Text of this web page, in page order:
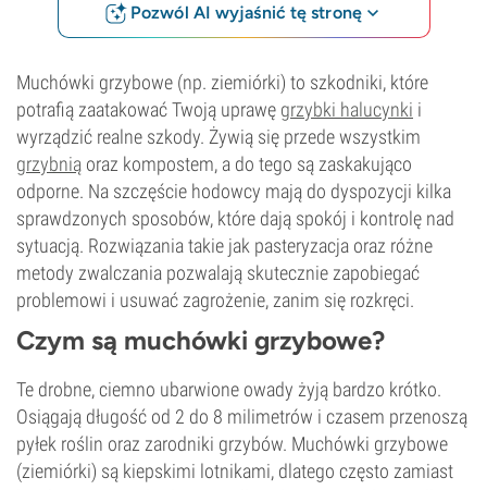
Pozwól AI wyjaśnić tę stronę
Muchówki grzybowe (np. ziemiórki) to szkodniki, które
potrafią zaatakować Twoją uprawę grzybki halucynki i
wyrządzić realne szkody. Żywią się przede wszystkim
grzybnią oraz kompostem, a do tego są zaskakująco
odporne. Na szczęście hodowcy mają do dyspozycji kilka
sprawdzonych sposobów, które dają spokój i kontrolę nad
sytuacją. Rozwiązania takie jak pasteryzacja oraz różne
metody zwalczania pozwalają skutecznie zapobiegać
problemowi i usuwać zagrożenie, zanim się rozkręci.
Czym są muchówki grzybowe?
Te drobne, ciemno ubarwione owady żyją bardzo krótko.
Osiągają długość od 2 do 8 milimetrów i czasem przenoszą
pyłek roślin oraz zarodniki grzybów. Muchówki grzybowe
(ziemiórki) są kiepskimi lotnikami, dlatego często zamiast